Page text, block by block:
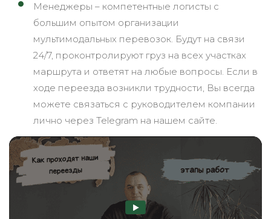
Менеджеры – компетентные логисты с
большим опытом организации
мультимодальных перевозок. Будут на связи
24/7, проконтролируют груз на всех участках
маршрута и ответят на любые вопросы. Если в
ходе переезда возникли трудности, Вы всегда
можете связаться с руководителем компании
лично через Telegram на нашем сайте.